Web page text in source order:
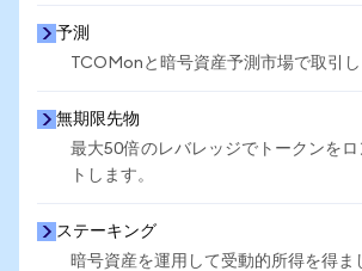
予測
TCOMonと暗号資産予測市場で取引し
無期限先物
最大50倍のレバレッジでトークンを
トします。
ステーキング
暗号資産を運用して受動的所得を得ま